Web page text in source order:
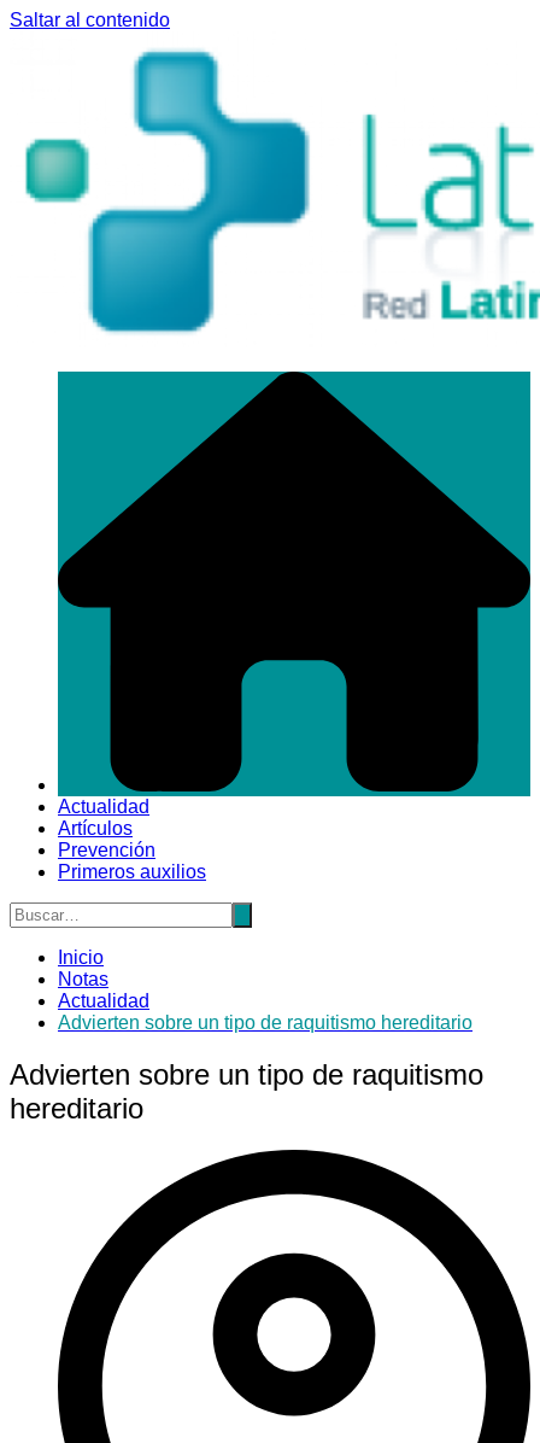
Saltar al contenido
Actualidad
Artículos
Prevención
Primeros auxilios
Inicio
Notas
Actualidad
Advierten sobre un tipo de raquitismo hereditario
Advierten sobre un tipo de raquitismo
hereditario